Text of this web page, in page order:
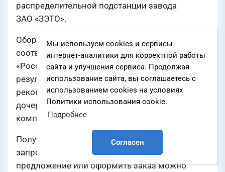
Мы используем cookies и сервисы
интернет-аналитики для корректной работы
сайта и улучшения сервиса. Продолжая
использование сайта, вы соглашаетесь с
использованием cookies на условиях
Политики использования cookie.
Подробнее
Согласен
распределительной подстанции завода
ЗАО «ЗЭТО».
Оборудование КРУ-6 (10)-ZETO полностью
соответствует техническим требованиям ПАО
«Россети». Соответствие подтверждено
результатами аттестации, а оборудование
рекомендовано к применению на объектах
дочерних и зависимых обществ группы
компаний.
Получить техническую консультацию,
запросить технико-коммерческое
предложение или оформить заказ можно